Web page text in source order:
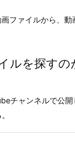
ファイルから、動
ルを探すの
チャンネルで公